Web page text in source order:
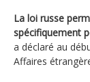
La loi russe
spécifiquement
a déclaré au
Affaires